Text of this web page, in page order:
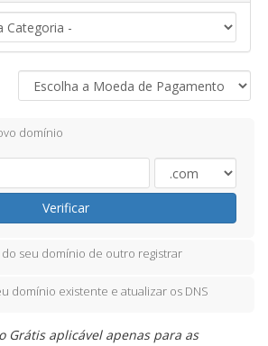
domínio
Verificar
seu domínio de outro registrar
domínio existente e atualizar os DNS
Grátis aplicável apenas para as